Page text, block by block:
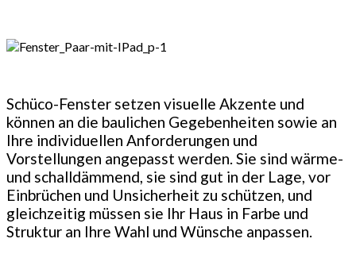
Schüco-Fenster setzen visuelle Akzente und
können an die baulichen Gegebenheiten sowie an
Ihre individuellen Anforderungen und
Vorstellungen angepasst werden. Sie sind wärme-
und schalldämmend, sie sind gut in der Lage, vor
Einbrüchen und Unsicherheit zu schützen, und
gleichzeitig müssen sie Ihr Haus in Farbe und
Struktur an Ihre Wahl und Wünsche anpassen.